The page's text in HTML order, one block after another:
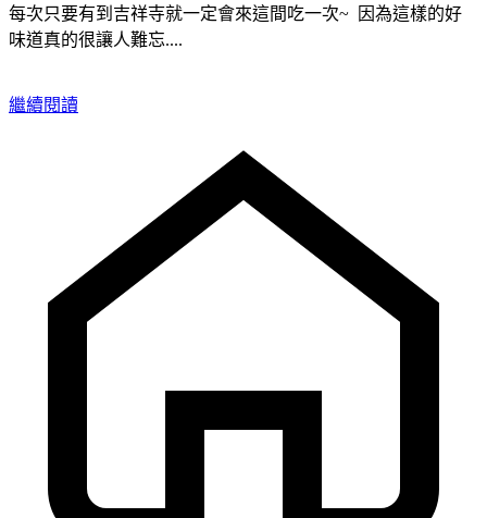
每次只要有到吉祥寺就一定會來這間吃一次~ 因為這樣的好
味道真的很讓人難忘....
繼續閱讀